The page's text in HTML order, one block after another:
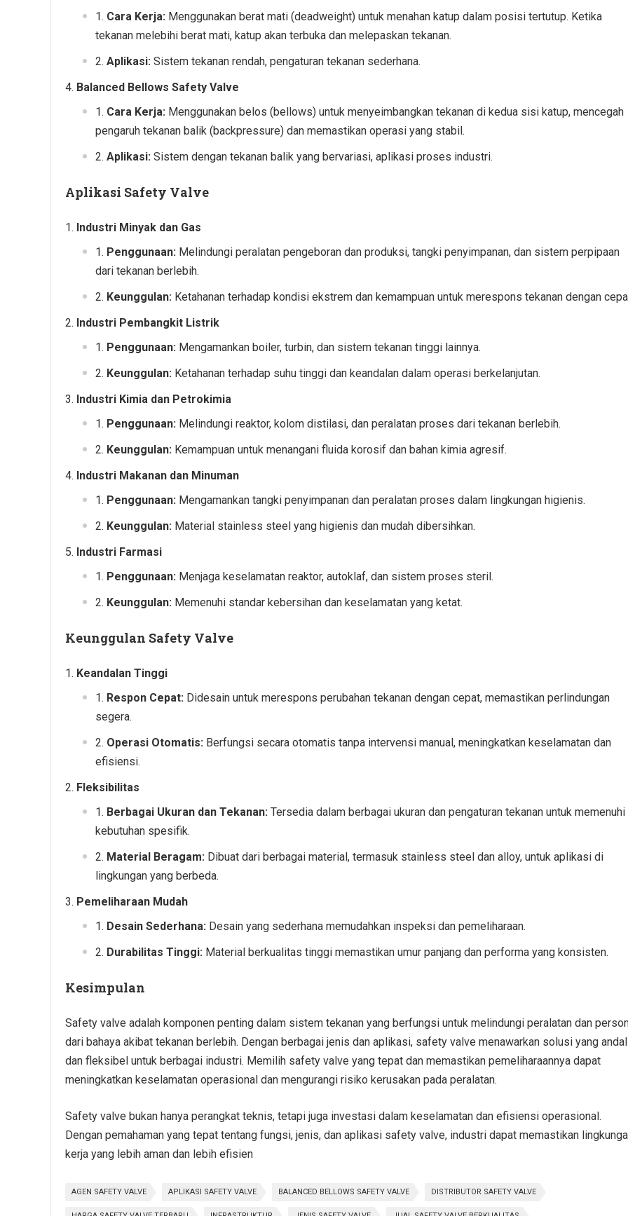
Cara Kerja: Menggunakan berat mati (deadweight) untuk menahan katup dalam posisi tertutup. Ketika
tekanan melebihi berat mati, katup akan terbuka dan melepaskan tekanan.
Aplikasi: Sistem tekanan rendah, pengaturan tekanan sederhana.
Balanced Bellows Safety Valve
Cara Kerja: Menggunakan belos (bellows) untuk menyeimbangkan tekanan di kedua sisi katup, mencegah
pengaruh tekanan balik (backpressure) dan memastikan operasi yang stabil.
Aplikasi: Sistem dengan tekanan balik yang bervariasi, aplikasi proses industri.
Aplikasi Safety Valve
Industri Minyak dan Gas
Penggunaan: Melindungi peralatan pengeboran dan produksi, tangki penyimpanan, dan sistem perpipaan
dari tekanan berlebih.
Keunggulan: Ketahanan terhadap kondisi ekstrem dan kemampuan untuk merespons tekanan dengan
Industri Pembangkit Listrik
Penggunaan: Mengamankan boiler, turbin, dan sistem tekanan tinggi lainnya.
Keunggulan: Ketahanan terhadap suhu tinggi dan keandalan dalam operasi berkelanjutan.
Industri Kimia dan Petrokimia
Penggunaan: Melindungi reaktor, kolom distilasi, dan peralatan proses dari tekanan berlebih.
Keunggulan: Kemampuan untuk menangani fluida korosif dan bahan kimia agresif.
Industri Makanan dan Minuman
Penggunaan: Mengamankan tangki penyimpanan dan peralatan proses dalam lingkungan higienis.
Keunggulan: Material stainless steel yang higienis dan mudah dibersihkan.
Industri Farmasi
Penggunaan: Menjaga keselamatan reaktor, autoklaf, dan sistem proses steril.
Keunggulan: Memenuhi standar kebersihan dan keselamatan yang ketat.
Keunggulan Safety Valve
Keandalan Tinggi
Respon Cepat: Didesain untuk merespons perubahan tekanan dengan cepat, memastikan perlindungan
segera.
Operasi Otomatis: Berfungsi secara otomatis tanpa intervensi manual, meningkatkan keselamatan dan
efisiensi.
Fleksibilitas
Berbagai Ukuran dan Tekanan: Tersedia dalam berbagai ukuran dan pengaturan tekanan untuk memenuhi
kebutuhan spesifik.
Material Beragam: Dibuat dari berbagai material, termasuk stainless steel dan alloy, untuk aplikasi di
lingkungan yang berbeda.
Pemeliharaan Mudah
Desain Sederhana: Desain yang sederhana memudahkan inspeksi dan pemeliharaan.
Durabilitas Tinggi: Material berkualitas tinggi memastikan umur panjang dan performa yang konsisten.
Kesimpulan
Safety valve adalah komponen penting dalam sistem tekanan yang berfungsi untuk melindungi peralatan dan
dari bahaya akibat tekanan berlebih. Dengan berbagai jenis dan aplikasi, safety valve menawarkan solusi yang andal
dan fleksibel untuk berbagai industri. Memilih safety valve yang tepat dan memastikan pemeliharaannya dapat
meningkatkan keselamatan operasional dan mengurangi risiko kerusakan pada peralatan.
Safety valve bukan hanya perangkat teknis, tetapi juga investasi dalam keselamatan dan efisiensi operasional.
Dengan pemahaman yang tepat tentang fungsi, jenis, dan aplikasi safety valve, industri dapat memastikan
kerja yang lebih aman dan lebih efisien
AGEN SAFETY VALVE APLIKASI SAFETY VALVE BALANCED BELLOWS SAFETY VALVE DISTRIBUTOR SAFETY VALVE